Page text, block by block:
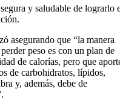
y saludable de lograrlo
asegurando que “la manera
peso es con un plan de
de calorías, pero que
de carbohidratos, lípidos,
y, además, debe de